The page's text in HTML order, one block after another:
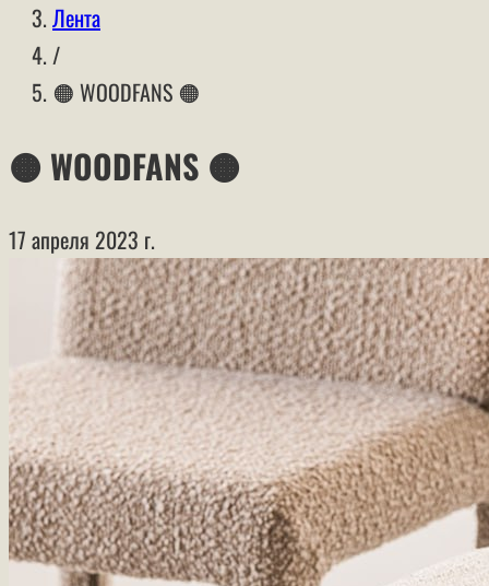
Лента
/
🟠 WOODFANS 🟠
🟠 WOODFANS 🟠
17 апреля 2023 г.